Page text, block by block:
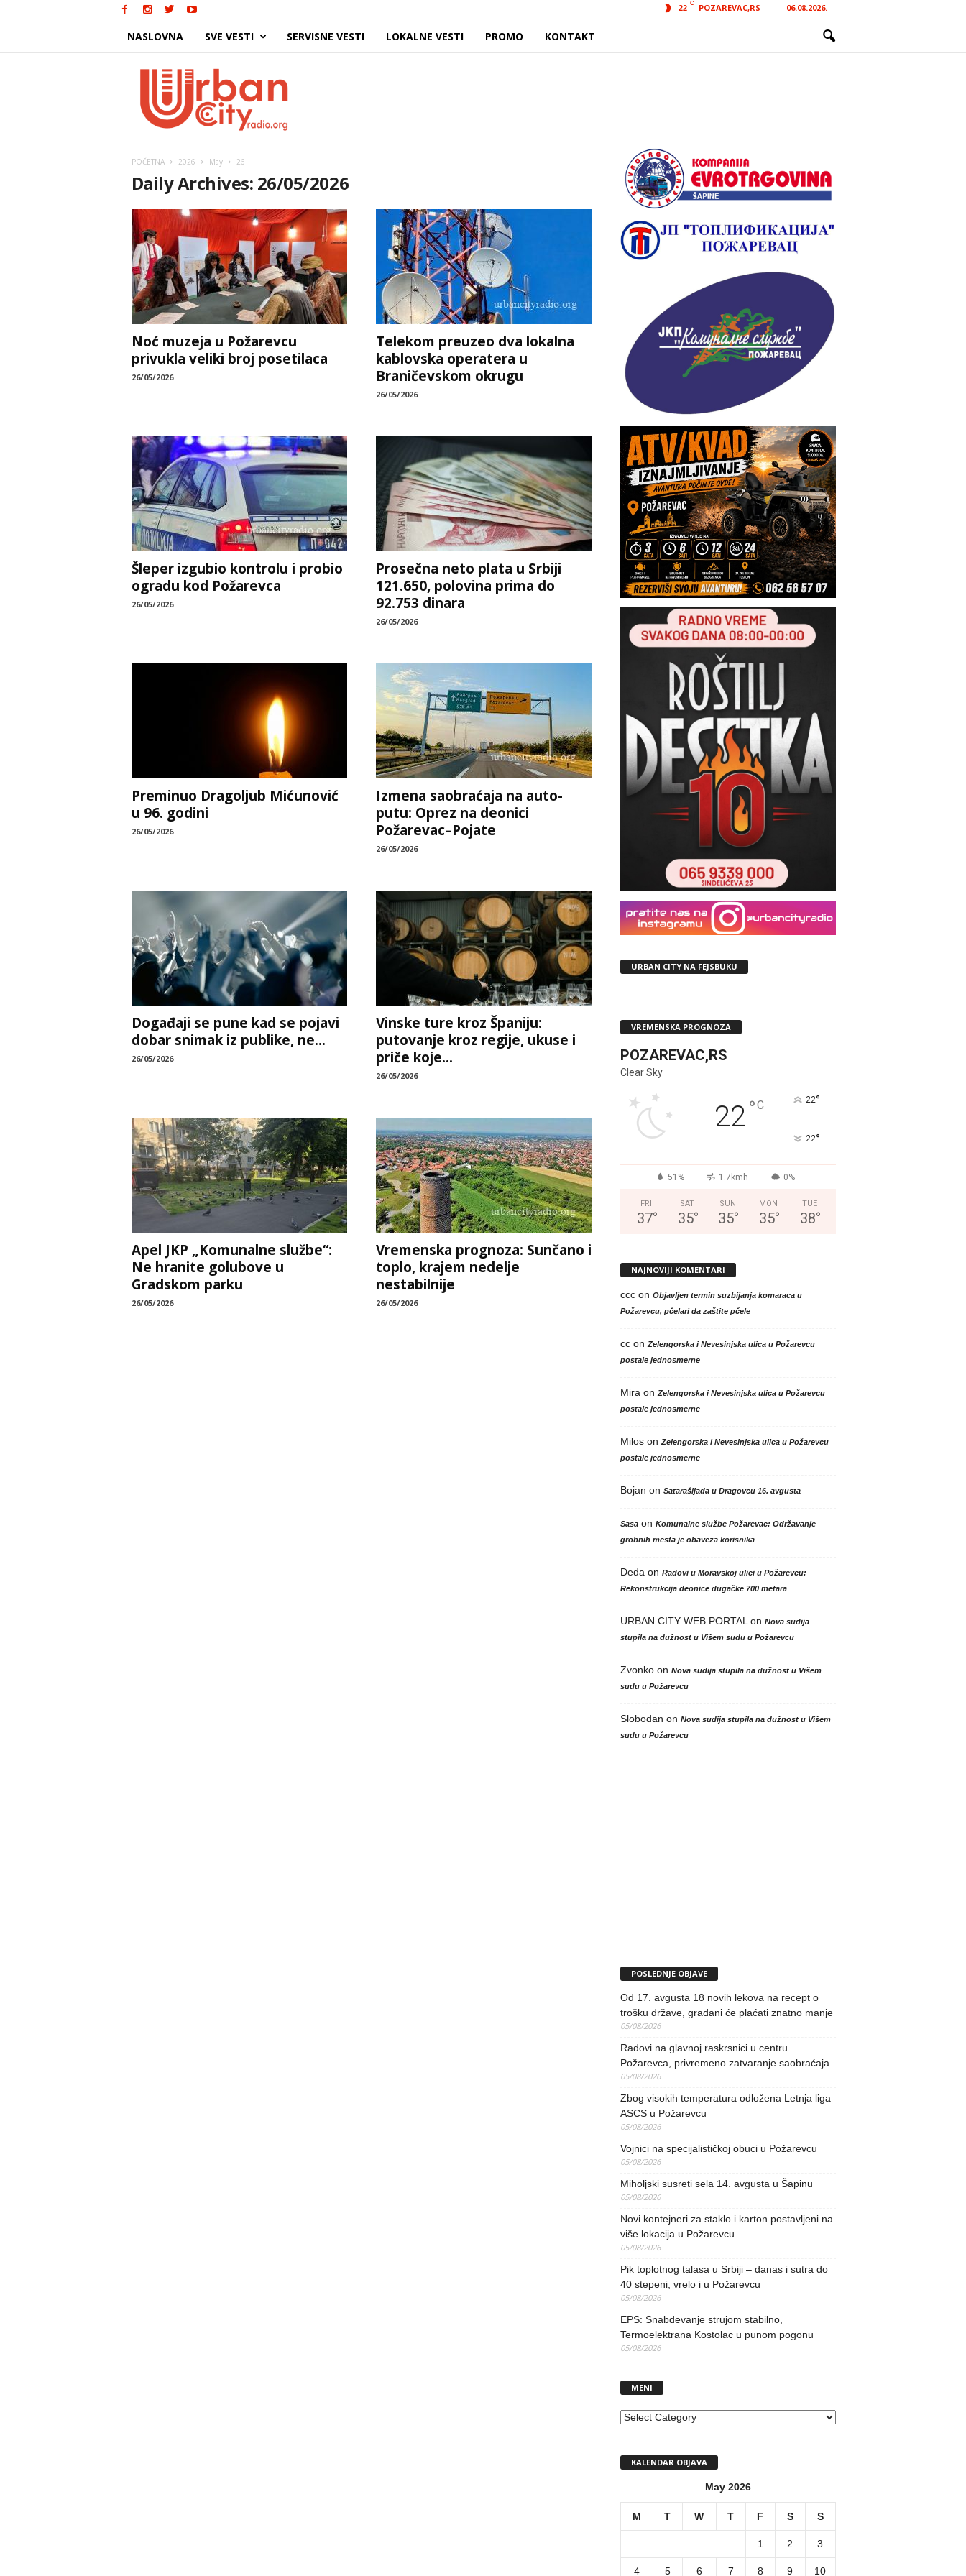
22
C POZAREVAC,RS 06.08.2026.
NASLOVNA SVE VESTI SERVISNE VESTI LOKALNE VESTI PROMO KONTAKT
POČETNA 2026 May 26
Daily Archives: 26/05/2026
Noć muzeja u Požarevcu
privukla veliki broj posetilaca
26/05/2026
Telekom preuzeo dva lokalna
kablovska operatera u
Braničevskom okrugu
26/05/2026
Šleper izgubio kontrolu i probio
ogradu kod Požarevca
26/05/2026
Prosečna neto plata u Srbiji
121.650, polovina prima do
92.753 dinara
26/05/2026
Preminuo Dragoljub Mićunović
u 96. godini
26/05/2026
Izmena saobraćaja na auto-
putu: Oprez na deonici
Požarevac–Pojate
26/05/2026
Događaji se pune kad se pojavi
dobar snimak iz publike, ne...
26/05/2026
Vinske ture kroz Španiju:
putovanje kroz regije, ukuse i
priče koje...
26/05/2026
Apel JKP „Komunalne službe“:
Ne hranite golubove u
Gradskom parku
26/05/2026
Vremenska prognoza: Sunčano i
toplo, krajem nedelje
nestabilnije
26/05/2026
URBAN CITY NA FEJSBUKU
VREMENSKA PROGNOZA
POZAREVAC,RS
Clear Sky
22°C 22°
22°
51% 1.7kmh 0%
FRI
37°
SAT
35°
SUN
35°
MON
35°
TUE
38°
NAJNOVIJI KOMENTARI
cccon Objavljen termin suzbijanja komaraca u
Požarevcu, pčelari da zaštite pčele
ccon Zelengorska i Nevesinjska ulica u Požarevcu
postale jednosmerne
Mira on Zelengorska i Nevesinjska ulica u Požarevcu
postale jednosmerne
Miloson Zelengorska i Nevesinjska ulica u Požarevcu
postale jednosmerne
Bojan on Satarašijada u Dragovcu 16. avgusta
Sasaon Komunalne službe Požarevac: Održavanje
grobnih mesta je obaveza korisnika
Deda on Radovi u Moravskoj ulici u Požarevcu:
Rekonstrukcija deonice dugačke 700 metara
URBAN CITY WEB PORTAL on Nova sudija
stupila na dužnost u Višem sudu u Požarevcu
Zvonkoon Nova sudija stupila na dužnost u Višem
sudu u Požarevcu
Slobodan on Nova sudija stupila na dužnost u Višem
sudu u Požarevcu
POSLEDNJE OBJAVE
Od 17. avgusta 18 novih lekova na recept o
trošku države, građani će plaćati znatno manje
05/08/2026
Radovi na glavnoj raskrsnici u centru
Požarevca, privremeno zatvaranje saobraćaja
05/08/2026
Zbog visokih temperatura odložena Letnja liga
ASCS u Požarevcu
05/08/2026
Vojnici na specijalističkoj obuci u Požarevcu
05/08/2026
Miholjski susreti sela 14. avgusta u Šapinu
05/08/2026
Novi kontejneri za staklo i karton postavljeni na
više lokacija u Požarevcu
05/08/2026
Pik toplotnog talasa u Srbiji – danas i sutra do
40 stepeni, vrelo i u Požarevcu
05/08/2026
EPS: Snabdevanje strujom stabilno,
Termoelektrana Kostolac u punom pogonu
05/08/2026
MENI
MENI
KALENDAR OBJAVA
May 2026
M T W T F S S
1 2 3
4 5 6 7 8 9 10